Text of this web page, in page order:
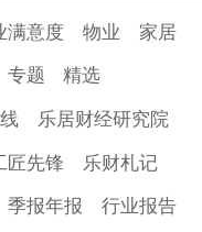
买，是没好房子
，手里有钱，眼
得去手的盘。
满意度 物业 家居
专题 精选
乐居财经研究院
匠先锋 乐财札记
季报年报 行业报告